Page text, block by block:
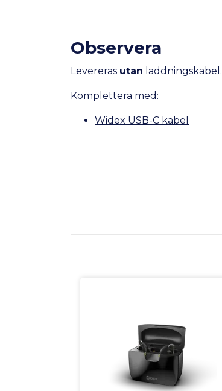
Observera
Levereras utan laddningskabel.
Komplettera med:
Widex USB-C kabel